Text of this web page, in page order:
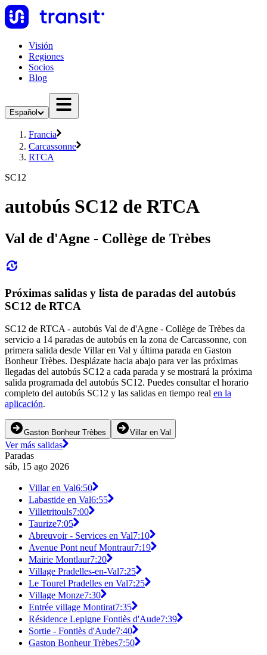
Visión
Regiones
Socios
Blog
Español
Francia
Carcassonne
RTCA
SC12
autobús SC12 de RTCA
Val de d'Agne - Collège de Trèbes
Próximas salidas y lista de paradas del autobús
SC12 de RTCA
SC12 de RTCA - autobús Val de d'Agne - Collège de Trèbes da
servicio a 14 paradas de autobús en la zona de Carcassonne, con
primera salida desde Villar en Val y última parada en Gaston
Bonheur Trèbes. Desplázate hacia abajo para ver las próximas
llegadas del autobús SC12 a cada parada y se mostrará la próxima
salida programada del autobús SC12. Puedes consultar el horario
completo del autobús SC12 y las salidas en tiempo real en la
aplicación.
Gaston Bonheur Trèbes Villar en Val
Ver más salidas
Paradas
sáb, 15 ago 2026
Villar en Val6:50
Labastide en Val6:55
Villetritouls7:00
Taurize7:05
Abreuvoir - Services en Val7:10
Avenue Pont neuf Montraur7:19
Mairie Montlaur7:20
Village Pradelles-en-Val7:25
Le Tourel Pradelles en Val7:25
Village Monze7:30
Entrée village Montirat7:35
Résidence Lepigne Fontiès d'Aude7:39
Sortie - Fontiès d'Aude7:40
Gaston Bonheur Trèbes7:50